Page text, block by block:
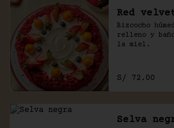
Red
Bizcocho
relleno y
la miel.
S/ 72.00
Selva